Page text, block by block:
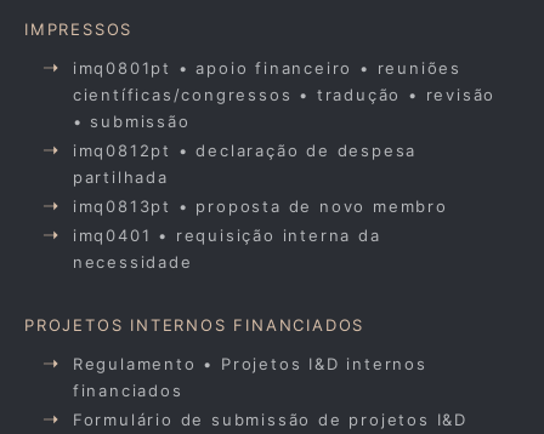
IMPRESSOS
imq0801pt • apoio financeiro • reuniões
científicas/congressos • tradução • revisão
• submissão
imq0812pt • declaração de despesa
partilhada
imq0813pt • proposta de novo membro
imq0401 • requisição interna da
necessidade
PROJETOS INTERNOS FINANCIADOS
Regulamento • Projetos I&D internos
financiados
Formulário de submissão de projetos I&D